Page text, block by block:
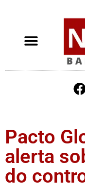
Pacto
alerta
do